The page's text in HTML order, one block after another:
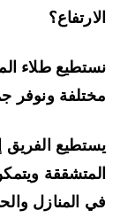
طلاء
ونوفر جميع
الفريق
ويتمكن
المنازل